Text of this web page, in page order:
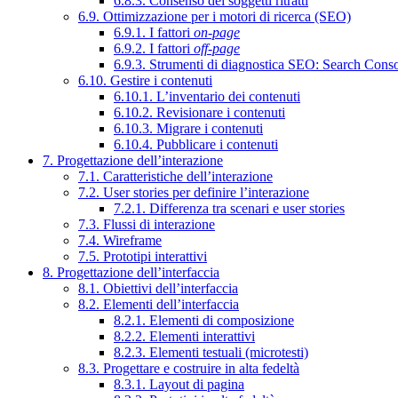
6.9. Ottimizzazione per i motori di ricerca (SEO)
6.9.1. I fattori on-page
6.9.2. I fattori off-page
6.9.3. Strumenti di diagnostica SEO: Search
6.10. Gestire i contenuti
6.10.1. L’inventario dei contenuti
6.10.2. Revisionare i contenuti
6.10.3. Migrare i contenuti
6.10.4. Pubblicare i contenuti
7. Progettazione dell’interazione
7.1. Caratteristiche dell’interazione
7.2. User stories per definire l’interazione
7.2.1. Differenza tra scenari e user stories
7.3. Flussi di interazione
7.4. Wireframe
7.5. Prototipi interattivi
8. Progettazione dell’interfaccia
8.1. Obiettivi dell’interfaccia
8.2. Elementi dell’interfaccia
8.2.1. Elementi di composizione
8.2.2. Elementi interattivi
8.2.3. Elementi testuali (microtesti)
8.3. Progettare e costruire in alta fedeltà
8.3.1. Layout di pagina